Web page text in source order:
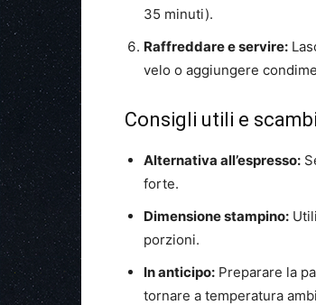
35 minuti).
Raffreddare e servire:
velo o aggiungere
Consigli utili e scambi
Alternativa all’espresso:
forte.
Dimensione stampino:
porzioni.
In anticipo: Preparare la
tornare a temperatura